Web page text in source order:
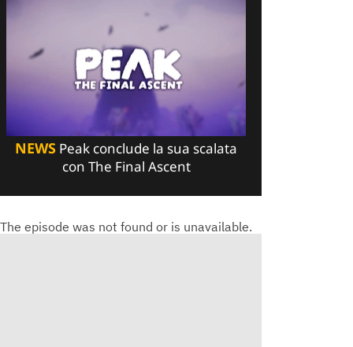
NEWS Peak conclude la sua scalata
con The Final Ascent